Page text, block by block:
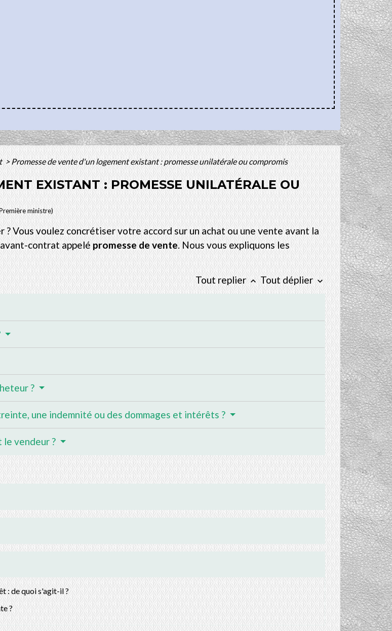
> Promesse de vente d'un logement existant : promesse unilatérale ou compromis
EXISTANT : PROMESSE UNILATÉRALE OU
ministre)
Vous voulez concrétiser votre accord sur un achat ou une vente avant la
contrat appelépromesse de vente. Nous vous expliquons les
Tout replierkeyboard_arrow_up Tout déplier keyboard_arrow_down
?
une indemnité ou des dommages et intérêts ?
vendeur ?
: de quoi s'agit-il ?
?